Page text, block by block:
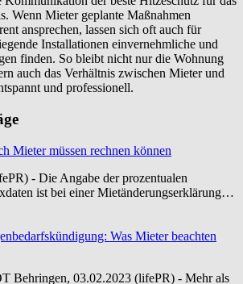
Wenn Mieter geplante Maßnahmen
ansprechen, lassen sich oft auch für
Installationen einvernehmliche und
finden. So bleibt nicht nur die Wohnung
auch das Verhältnis zwischen Mieter und
und professionell.
Mieter müssen rechnen können
- Die Angabe der prozentualen
ist bei einer Mietänderungserklärung…
Was Mieter beachten
Behringen, 03.02.2023 (lifePR) - Mehr als